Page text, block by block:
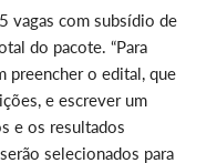
vagas com subsídio de
do pacote. “Para
preencher o edital, que
e escrever um
e os resultados
selecionados para